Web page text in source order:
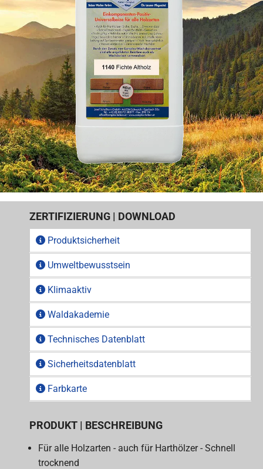
ZERTIFIZIERUNG | DOWNLOAD
Produktsicherheit
Umweltbewusstsein
Klimaaktiv
Waldakademie
Technisches Datenblatt
Sicherheitsdatenblatt
Farbkarte
PRODUKT | BESCHREIBUNG
Für alle Holzarten - auch für Harthölzer - Schnell
trocknend